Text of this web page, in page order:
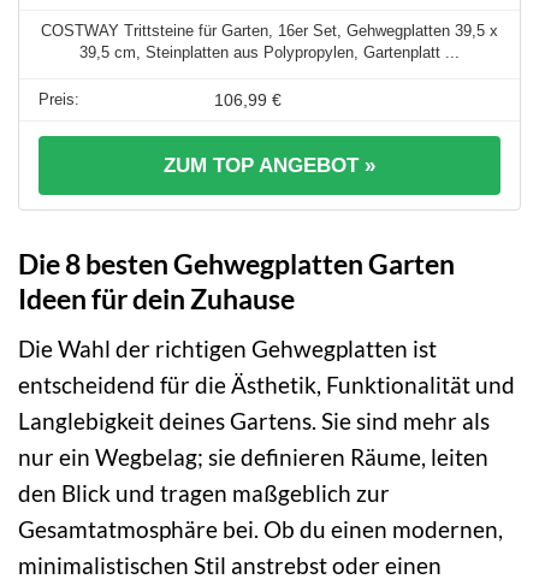
COSTWAY Trittsteine für Garten, 16er Set, Gehwegplatten 39,5 x
39,5 cm, Steinplatten aus Polypropylen, Gartenplatt ...
106,99 €
ZUM TOP ANGEBOT »
Die 8 besten Gehwegplatten Garten
Ideen für dein Zuhause
Die Wahl der richtigen Gehwegplatten ist
entscheidend für die Ästhetik, Funktionalität und
Langlebigkeit deines Gartens. Sie sind mehr als
nur ein Wegbelag; sie definieren Räume, leiten
den Blick und tragen maßgeblich zur
Gesamtatmosphäre bei. Ob du einen modernen,
minimalistischen Stil anstrebst oder einen